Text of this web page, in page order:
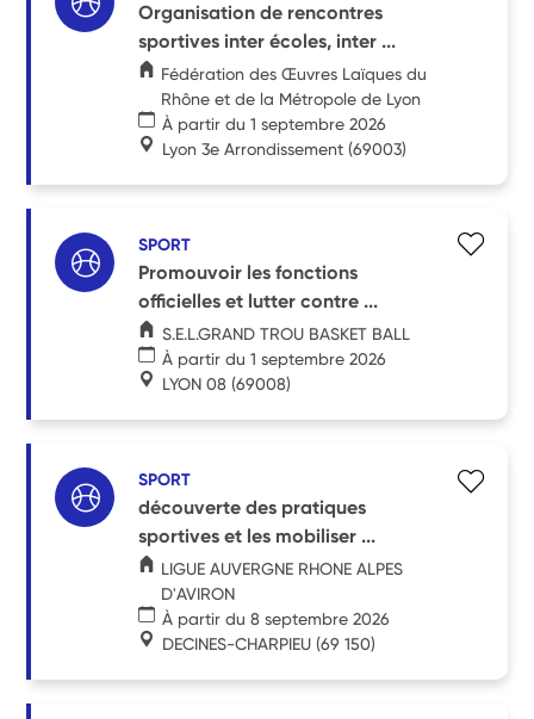
Organisation de rencontres
sportives inter écoles, inter ...
Fédération des Œuvres Laïques du
Rhône et de la Métropole de Lyon
À partir du 1 septembre 2026
Lyon 3e Arrondissement (69003)
SPORT
Promouvoir les fonctions
officielles et lutter contre ...
S.E.L.GRAND TROU BASKET BALL
À partir du 1 septembre 2026
LYON 08 (69008)
SPORT
découverte des pratiques
sportives et les mobiliser ...
LIGUE AUVERGNE RHONE ALPES
D'AVIRON
À partir du 8 septembre 2026
DECINES-CHARPIEU (69 150)